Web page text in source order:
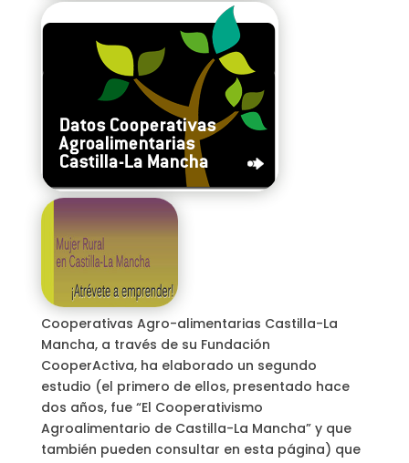
Cooperativas Agro-alimentarias Castilla-La
Mancha, a través de su Fundación
CooperActiva, ha elaborado un segundo
estudio (el primero de ellos, presentado hace
dos años, fue “El Cooperativismo
Agroalimentario de Castilla-La Mancha” y que
también pueden consultar en esta página) que